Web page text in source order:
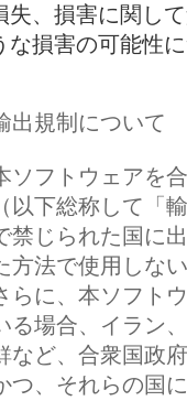
失、損害に関し
な損害の可能性
出規制について
ソフトウェアを
（以下総称して「
禁じられた国に
方法で使用しな
らに、本ソフト
る場合、イラン
など、合衆国政
つ、それらの国